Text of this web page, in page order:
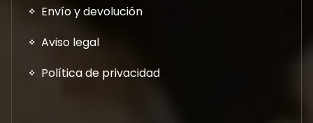
Envío y devolución
Aviso legal
Política de privacidad